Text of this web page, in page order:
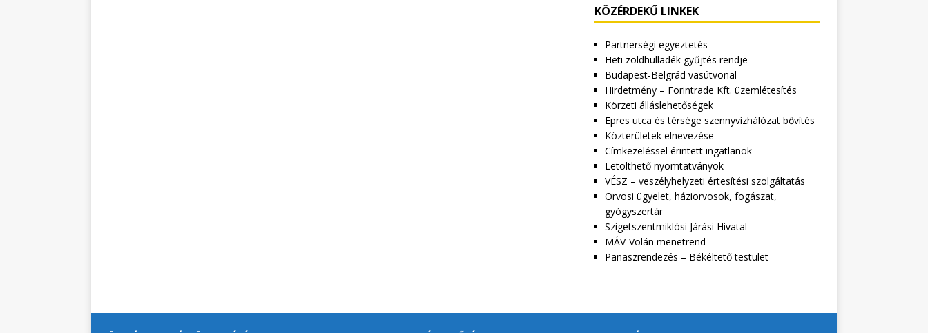
KÖZÉRDEKŰ LINKEK
Partnerségi egyeztetés
Heti zöldhulladék gyűjtés rendje
Budapest-Belgrád vasútvonal
Hirdetmény – Forintrade Kft. üzemlétesítés
Körzeti álláslehetőségek
Epres utca és térsége szennyvízhálózat bővítés
Közterületek elnevezése
Címkezeléssel érintett ingatlanok
Letölthető nyomtatványok
VÉSZ – veszélyhelyzeti értesítési szolgáltatás
Orvosi ügyelet, háziorvosok, fogászat,
gyógyszertár
Szigetszentmiklósi Járási Hivatal
MÁV-Volán menetrend
Panaszrendezés – Békéltető testület